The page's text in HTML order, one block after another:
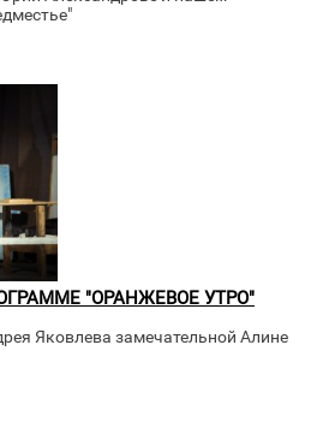
"ОРАНЖЕВОЕ УТРО"
Яковлева замечательной Алине